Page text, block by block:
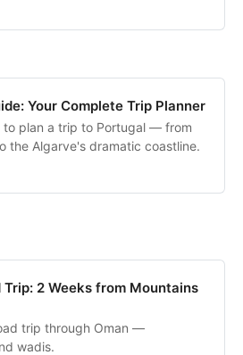
Your Complete Trip Planner
to plan a trip to Portugal — from
the Algarve's dramatic coastline.
Trip: 2 Weeks from Mountains
trip through Oman —
wadis.